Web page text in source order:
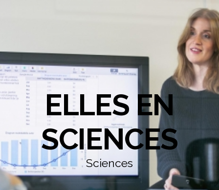
ELLES EN
SCIENCES
Sciences